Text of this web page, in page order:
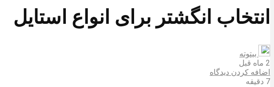
انتخاب انگشتر برای انواع استایل
بیتوته
2 ماه قبل
اضافه کردن دیدگاه
7 دقیقه